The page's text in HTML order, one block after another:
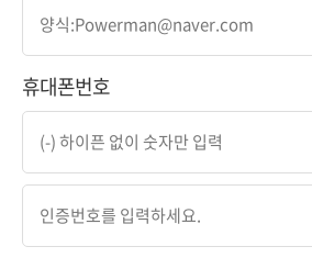
이
지
조
회
휴대폰번호